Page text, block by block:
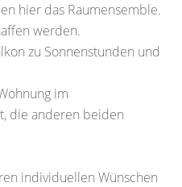
hier das Raumensemble.
werden.
zu Sonnenstunden und
im
die anderen beiden
individuellen Wünschen